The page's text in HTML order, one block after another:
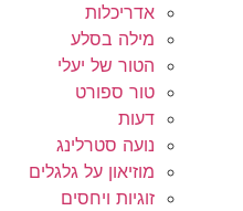
אדריכלות
מילה בסלע
הטור של יעלי
טור ספורט
דעות
נועה סטרלינג
מוזיאון על גלגלים
זוגיות ויחסים